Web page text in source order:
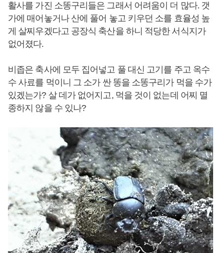
활사를 가진 소똥구리들은 그래서 어려움이 더 많다. 갯
가에 매어놓거나 산에 풀어 놓고 키우던 소를 효율성 높
게 살찌우겠다고 공장식 축산을 하니 적당한 서식지가
없어졌다.
비좁은 축사에 모두 집어넣고 풀 대신 고기를 주고 옥수
수 사료를 먹이니 그 소가 싼 똥을 소똥구리가 먹을 수가
있겠는가? 살 데가 없어지고, 먹을 것이 없는데 어찌 멸
종하지 않을 수 있나?